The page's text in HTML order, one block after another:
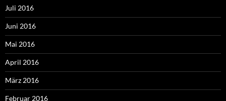
Juli 2016
Juni 2016
Mai 2016
April 2016
März 2016
Februar 2016